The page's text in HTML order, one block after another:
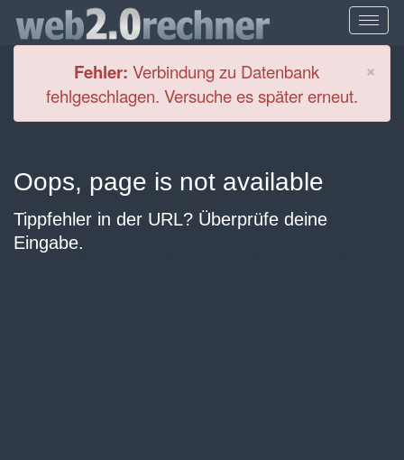
×
Fehler: Verbindung zu Datenbank
fehlgeschlagen. Versuche es später erneut.
Oops, page is not available
Tippfehler in der URL? Überprüfe deine
Eingabe.